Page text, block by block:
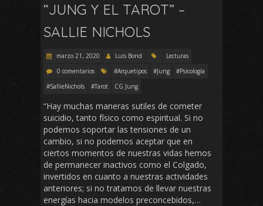
“JUNG Y EL TAROT” –
SALLIE NICHOLS
marzo 21, 2020 Luis Bond
Lecturas
0 comentarios
#Arquetipos #Jung
#Psicología
#SallieNichols
#Tarot CG Jung
“Hay muchas maneras sutiles de cometer
suicidio, tanto físico como espiritual. Si no
podemos soportar las tensiones de un
cambio, si no podemos aceptar que en
ciertos momentos de nuestras vidas hemos
de permanecer inactivos como el Colgado,
invertidos en cuanto a nuestras actividades
anteriores; si no tratamos de llevar nuestras
energías hacia modelos preconcebidos,…